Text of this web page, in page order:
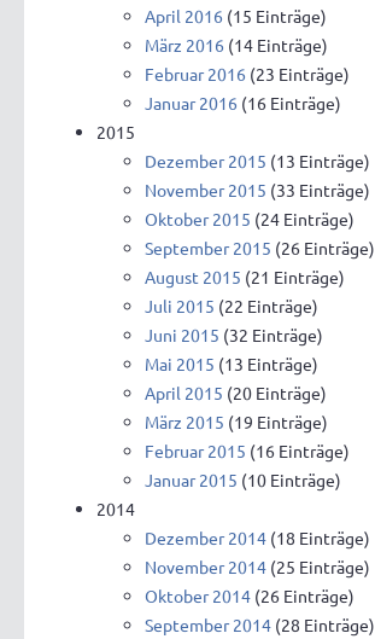
April 2016 (15 Einträge)
März 2016 (14 Einträge)
Februar 2016 (23 Einträge)
Januar 2016 (16 Einträge)
2015
Dezember 2015 (13 Einträge)
November 2015 (33 Einträge)
Oktober 2015 (24 Einträge)
September 2015 (26 Einträge)
August 2015 (21 Einträge)
Juli 2015 (22 Einträge)
Juni 2015 (32 Einträge)
Mai 2015 (13 Einträge)
April 2015 (20 Einträge)
März 2015 (19 Einträge)
Februar 2015 (16 Einträge)
Januar 2015 (10 Einträge)
2014
Dezember 2014 (18 Einträge)
November 2014 (25 Einträge)
Oktober 2014 (26 Einträge)
September 2014 (28 Einträge)